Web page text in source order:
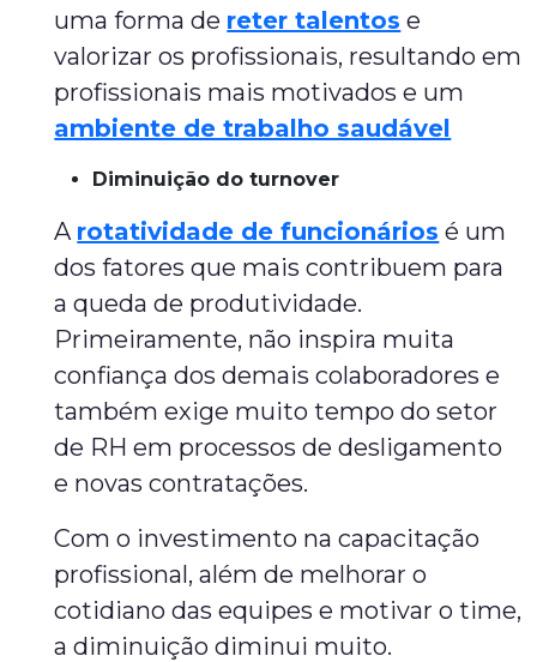
uma forma de reter talentos e
valorizar os profissionais, resultando em
profissionais mais motivados e um
ambiente de trabalho saudável
Diminuição do turnover
A rotatividade de funcionários é um
dos fatores que mais contribuem para
a queda de produtividade.
Primeiramente, não inspira muita
confiança dos demais colaboradores e
também exige muito tempo do setor
de RH em processos de desligamento
e novas contratações.
Com o investimento na capacitação
profissional, além de melhorar o
cotidiano das equipes e motivar o time,
a diminuição diminui muito.